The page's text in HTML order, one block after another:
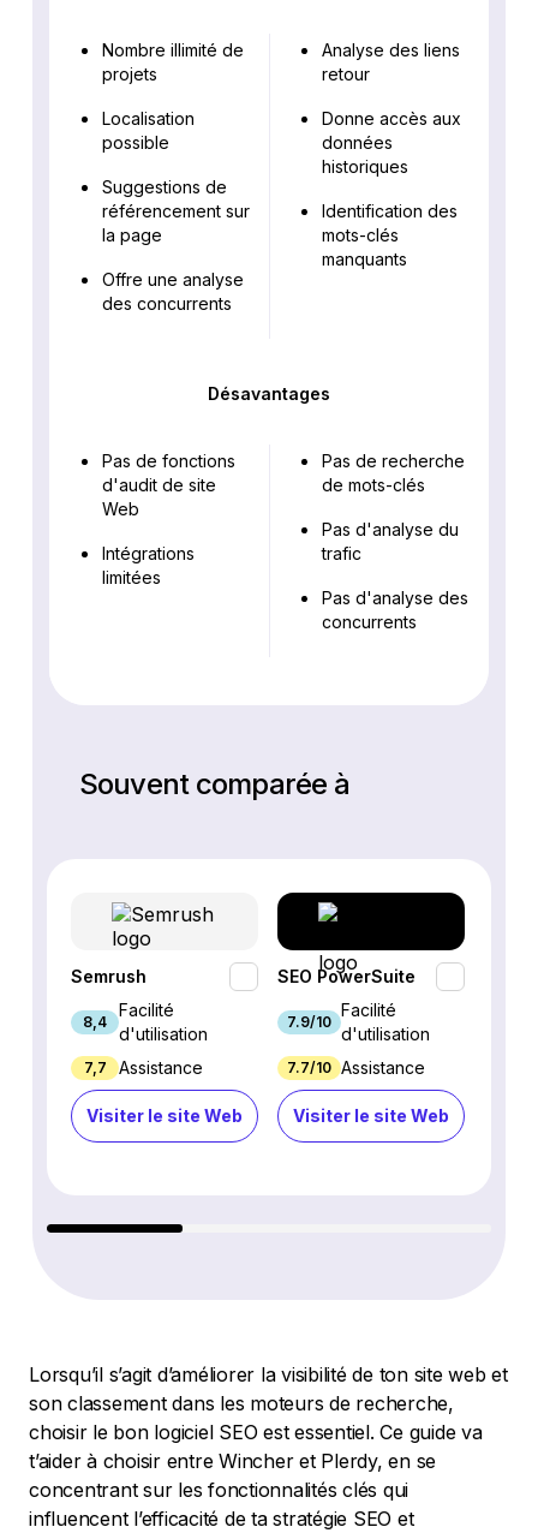
Nombre illimité de
projets
Localisation
possible
Suggestions de
référencement sur
la page
Offre une analyse
des concurrents
Analyse des liens
retour
Donne accès aux
données
historiques
Identification des
mots-clés
manquants
Désavantages
Pas de fonctions
d'audit de site
Web
Intégrations
limitées
Pas de recherche
de mots-clés
Pas d'analyse du
trafic
Pas d'analyse des
concurrents
Souvent comparée à
Semrush
8,4
Facilité
d'utilisation
7,7 Assistance
Visiter le site Web
SEO PowerSuite
7.9/10
Facilité
d'utilisation
7.7/10 Assistance
Visiter le site Web
Lorsqu’il s’agit d’améliorer la visibilité de ton site web et
son classement dans les moteurs de recherche,
choisir le bon logiciel SEO est essentiel. Ce guide va
t’aider à choisir entre Wincher et Plerdy, en se
concentrant sur les fonctionnalités clés qui
influencent l’efficacité de ta stratégie SEO et